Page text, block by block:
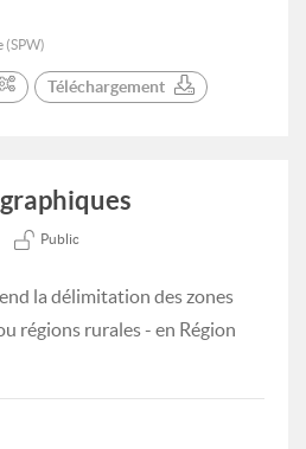
(SPW)
Téléchargement
Public
la délimitation des zones
régions rurales - en Région